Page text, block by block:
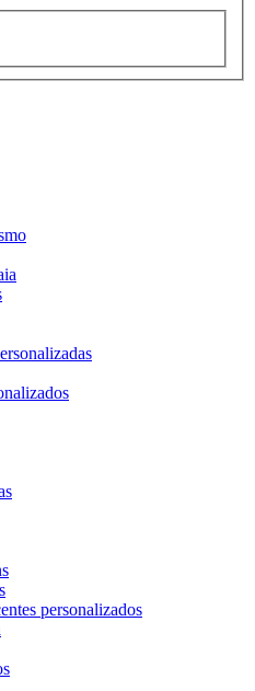
personalizados